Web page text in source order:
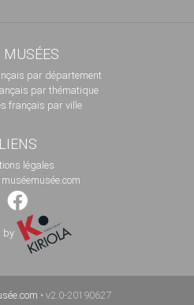
MUSÉES
par département
par thématique
français par ville
LIENS
légales
by
• v2.0-20190627